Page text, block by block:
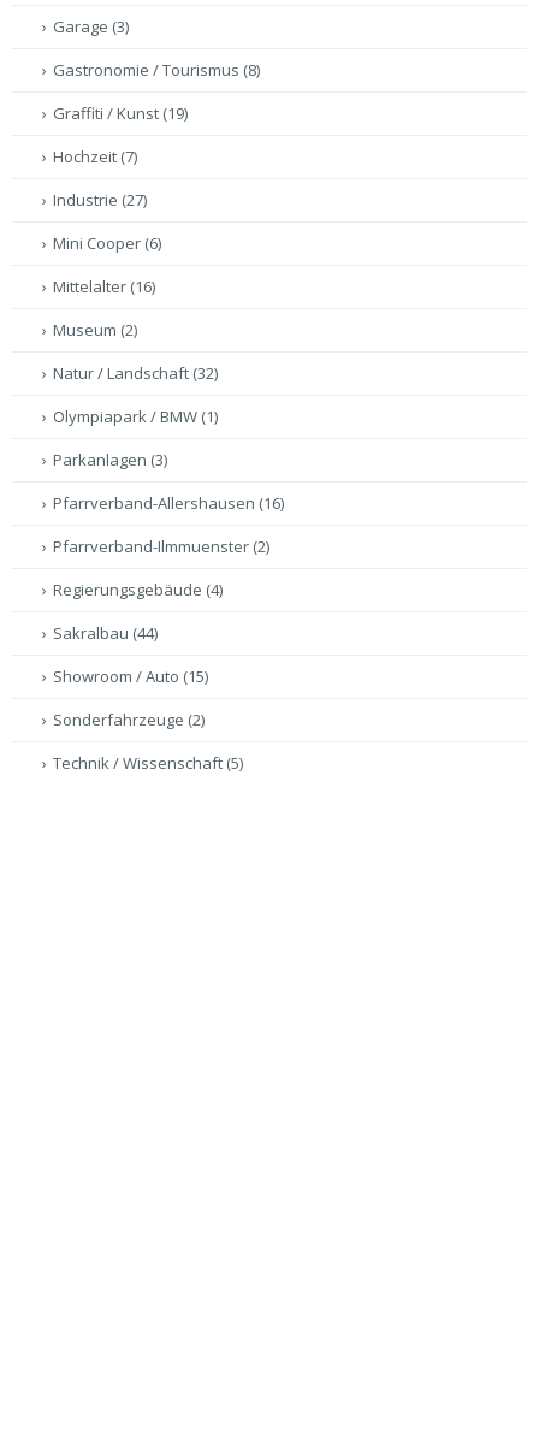
Garage (3)
Gastronomie / Tourismus (8)
Graffiti / Kunst (19)
Hochzeit (7)
Industrie (27)
Mini Cooper (6)
Mittelalter (16)
Museum (2)
Natur / Landschaft (32)
Olympiapark / BMW (1)
Parkanlagen (3)
Pfarrverband-Allershausen (16)
Pfarrverband-Ilmmuenster (2)
Regierungsgebäude (4)
Sakralbau (44)
Showroom / Auto (15)
Sonderfahrzeuge (2)
Technik / Wissenschaft (5)